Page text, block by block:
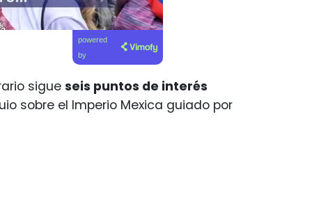
powered
by
sigue seis puntos de interés
sobre el Imperio Mexica guiado por